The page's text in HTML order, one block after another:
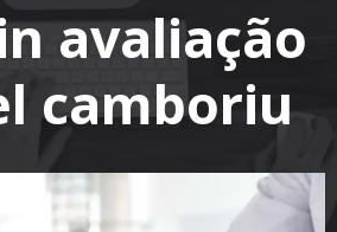
avaliação
camboriu